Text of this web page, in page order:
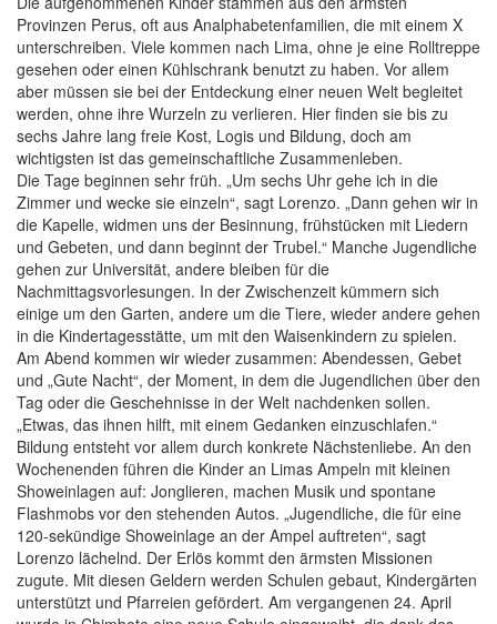
Provinzen Perus, oft aus Analphabetenfamilien, die mit einem X
unterschreiben. Viele kommen nach Lima, ohne je eine Rolltreppe
gesehen oder einen Kühlschrank benutzt zu haben. Vor allem
aber müssen sie bei der Entdeckung einer neuen Welt begleitet
werden, ohne ihre Wurzeln zu verlieren. Hier finden sie bis zu
sechs Jahre lang freie Kost, Logis und Bildung, doch am
wichtigsten ist das gemeinschaftliche Zusammenleben.
Die Tage beginnen sehr früh. „Um sechs Uhr gehe ich in die
Zimmer und wecke sie einzeln“, sagt Lorenzo. „Dann gehen wir in
die Kapelle, widmen uns der Besinnung, frühstücken mit Liedern
und Gebeten, und dann beginnt der Trubel.“ Manche Jugendliche
gehen zur Universität, andere bleiben für die
Nachmittagsvorlesungen. In der Zwischenzeit kümmern sich
einige um den Garten, andere um die Tiere, wieder andere gehen
in die Kindertagesstätte, um mit den Waisenkindern zu spielen.
Am Abend kommen wir wieder zusammen: Abendessen, Gebet
und „Gute Nacht“, der Moment, in dem die Jugendlichen über den
Tag oder die Geschehnisse in der Welt nachdenken sollen.
„Etwas, das ihnen hilft, mit einem Gedanken einzuschlafen.“
Bildung entsteht vor allem durch konkrete Nächstenliebe. An den
Wochenenden führen die Kinder an Limas Ampeln mit kleinen
Showeinlagen auf: Jonglieren, machen Musik und spontane
Flashmobs vor den stehenden Autos. „Jugendliche, die für eine
120-sekündige Showeinlage an der Ampel auftreten“, sagt
Lorenzo lächelnd. Der Erlös kommt den ärmsten Missionen
zugute. Mit diesen Geldern werden Schulen gebaut, Kindergärten
unterstützt und Pfarreien gefördert. Am vergangenen 24. April